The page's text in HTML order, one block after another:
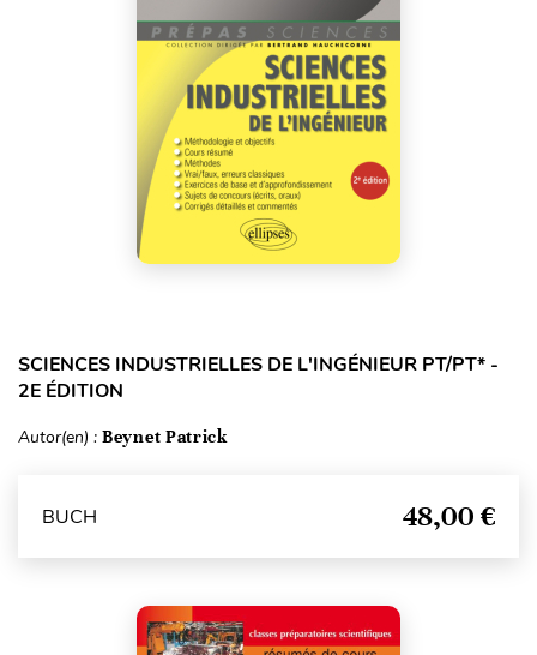
SCIENCES INDUSTRIELLES DE L'INGÉNIEUR PT/PT* -
2E ÉDITION
Autor(en) : Beynet Patrick
BUCH 48,00 €